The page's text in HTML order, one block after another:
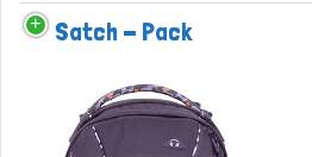
Modell
Satch - Pack